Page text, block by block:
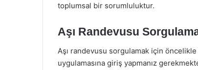
toplumsal bir sorumluluktur.
Aşı Randevusu
Aşı randevusu sorgulamak için
uygulamasına giriş yapmanız